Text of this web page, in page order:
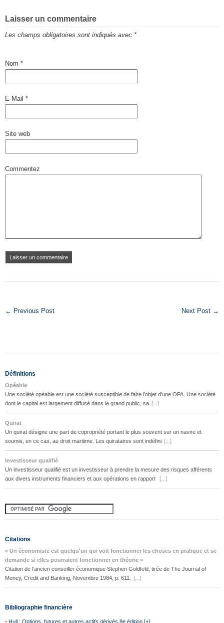
Laisser un commentaire
Les champs obligatoires sont indiqués avec *
Nom *
E-Mail *
Site web
Commentez
← Previous Post Next Post →
Définitions
Opéable
Une société opéable est une société susceptible de faire l’objet d’une OPA. Une société
dont le capital est largement diffusé dans le grand public, sa [...]
Quirat
Un quirat désigne une part de copropriété portant le plus souvent sur un navire et
soumis, en ce cas, au droit maritime. Les quirataires sont indéfini [...]
Investisseur qualifié
Un investisseur qualifié est un investisseur à prendre la mesure des risques afférents
aux divers instruments financiers et aux opérations en rapport
[...]
Citations
« Un économiste est quelqu'un qui voit fonctionner les choses en pratique et se
demande si elles pourraient fonctionner en théorie »
Citation de l'ancien conseiller économique Stephen Goldfeld, tirée de The Journal of
Money, Credit and Banking, Novembre 1984, p. 611.
[...]
Bibliographie financière
• Hull : Options, futures et autres actifs dérivés 8e édition [+]